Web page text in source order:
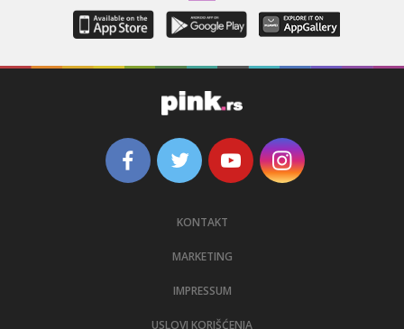
KONTAKT
MARKETING
IMPRESSUM
USLOVI KORIŠĆENJA